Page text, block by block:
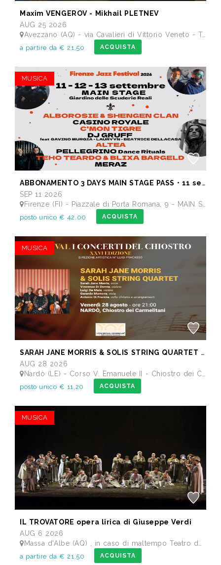
Maxim VENGEROV - Mikhail PLETNEV
AUG 25 2026
Avezzano (AQ) - via Cavalieri di Vittorio Veneto - Teatro dei Marsi
a partire da € 21,50 ACQUISTA
MUSICA
ABBONAMENTO 3 DAYS MAIN STAGE PASS • 11 settembre: Alborosie & Shengen Clan, DJ Gruff feat Gavino Murgia - Lauryyn - Beatrice Dellacasa, after party Dj Gruff • 12 settembre: Altea, Pellegrino, Casino Royale • 13 settembre: Meraz, Teho Teardo & Blixa Bargeld, C'Mon Tigre
SEP 11 2026
Firenze (FI) - Piazzale di Porta Romana, 9 - MAIN STAGE - Giardino delle Scuderie Reali
posto unico € 42,00 ACQUISTA
MUSICA
SARAH JANE MORRIS & SOLIS STRING QUARTET - Festival I Concerti del Chiostro
AUG 28 2026
Nardò (LE) - Corso V. Emanuele II - Chiostro dei Carmelitani
posto unico € 11,20 ACQUISTA
MUSICA
IL TROVATORE opera lirica di Giuseppe Verdi
AUG 6 2026
Massa d'Albe (AQ) , in caso di maltempo Teatro dei Marsi Avezzano AQ - Anfiteatro Romano di Alba Fucens
a partire da € 21,50 ACQUISTA